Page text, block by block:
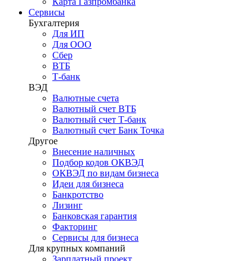
Сервисы
Бухгалтерия
Для ИП
Для ООО
Сбер
ВТБ
Т-банк
ВЭД
Валютные счета
Валютный счет ВТБ
Валютный счет Т-банк
Валютный счет Банк Точка
Другое
Внесение наличных
Подбор кодов ОКВЭД
ОКВЭД по видам бизнеса
Идеи для бизнеса
Банкротство
Лизинг
Банковская гарантия
Факторинг
Сервисы для бизнеса
Для крупных компаний
Зарплатный проект